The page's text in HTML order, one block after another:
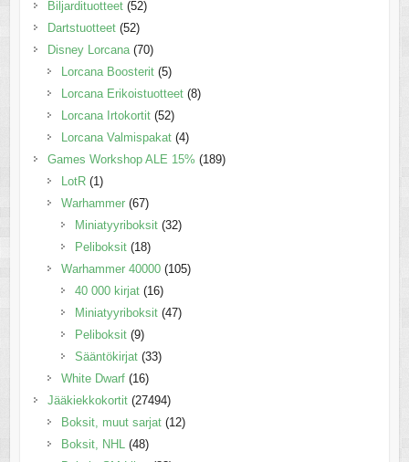
Biljardituotteet (52)
Dartstuotteet (52)
Disney Lorcana (70)
Lorcana Boosterit (5)
Lorcana Erikoistuotteet (8)
Lorcana Irtokortit (52)
Lorcana Valmispakat (4)
Games Workshop ALE 15% (189)
LotR (1)
Warhammer (67)
Miniatyyriboksit (32)
Peliboksit (18)
Warhammer 40000 (105)
40 000 kirjat (16)
Miniatyyriboksit (47)
Peliboksit (9)
Sääntökirjat (33)
White Dwarf (16)
Jääkiekkokortit (27494)
Boksit, muut sarjat (12)
Boksit, NHL (48)